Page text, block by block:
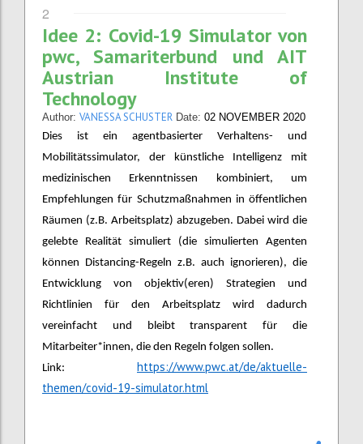
2
Idee 2: Covid-19 Simulator von
pwc, Samariterbund und AIT
Austrian Institute of
Technology
Author: VANESSA SCHUSTER Date: 02 NOVEMBER 2020
Dies ist ein agentbasierter Verhaltens- und
Mobilitätssimulator, der künstliche Intelligenz mit
medizinischen Erkenntnissen kombiniert, um
Empfehlungen für Schutzmaßnahmen in öffentlichen
Räumen (z.B. Arbeitsplatz) abzugeben. Dabei wird die
gelebte Realität simuliert (die simulierten Agenten
können Distancing-Regeln z.B. auch ignorieren), die
Entwicklung von objektiv(eren) Strategien und
Richtlinien für den Arbeitsplatz wird dadurch
vereinfacht und bleibt transparent für die
Mitarbeiter*innen, die den Regeln folgen sollen.
Link: https://www.pwc.at/de/aktuelle-
themen/covid-19-simulator.html